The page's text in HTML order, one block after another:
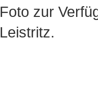
Foto zur
Leistritz.